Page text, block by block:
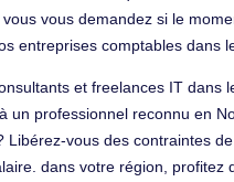
vous demandez si le
entreprises comptables dans
et freelances IT dans
un professionnel reconnu en
vous des contraintes
dans votre région, profitez